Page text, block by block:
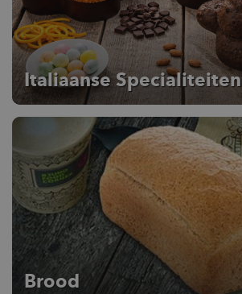
Italiaanse Specialiteiten
Brood